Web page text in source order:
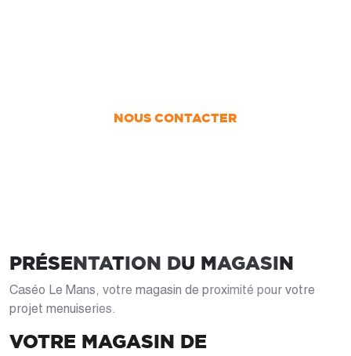
NOUS CONTACTER
PRÉSENTATION DU MAGASIN
Caséo Le Mans, votre magasin de proximité pour votre
projet menuiseries.
VOTRE MAGASIN DE